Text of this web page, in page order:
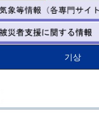
기상